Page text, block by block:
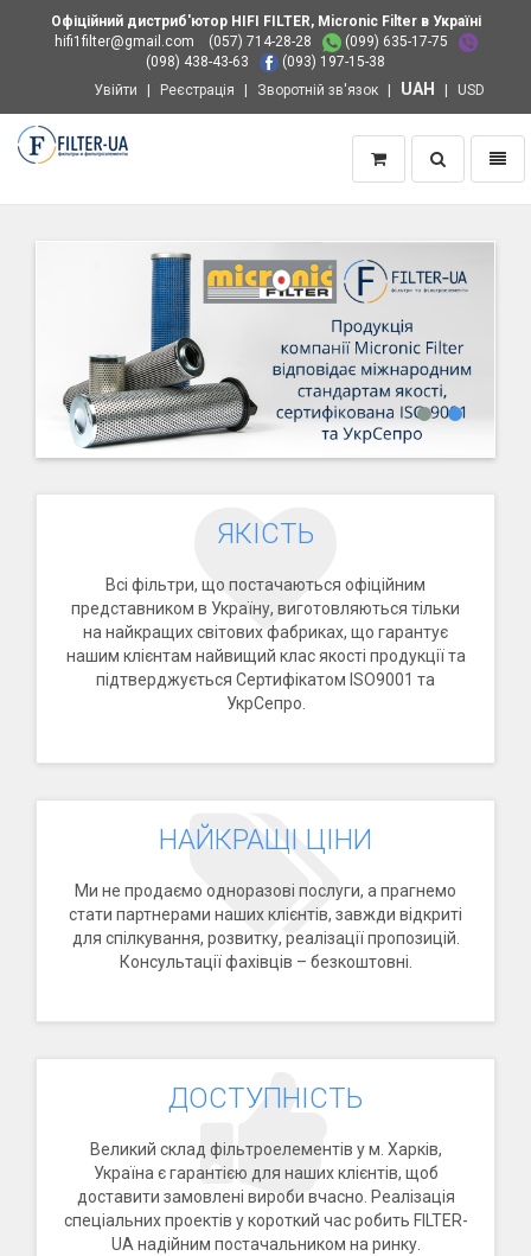
Офіційний дистриб'ютор HIFI FILTER, Micronic Filter в Україні
hifi1filter@gmail.com
(057) 714-28-28
(099) 635-17-75
(098) 438-43-63
(093) 197-15-38
Увійти
Реєстрація Зворотній зв'язок UAH USD
Пошук
ЯКІСТЬ
Всі фільтри, що постачаються офіційним
представником в Україну, виготовляються тільки
на найкращих світових фабриках, що гарантує
нашим клієнтам найвищий клас якості продукції та
підтверджується Сертифікатом ISO9001 та
УкрСепро.
НАЙКРАЩІ ЦІНИ
Ми не продаємо одноразові послуги, а прагнемо
стати партнерами наших клієнтів, завжди відкриті
для спілкування, розвитку, реалізації пропозицій.
Консультації фахівців – безкоштовні.
ДОСТУПНІСТЬ
Великий склад фільтроелементів у м. Харків,
Україна є гарантією для наших клієнтів, щоб
доставити замовлені вироби вчасно. Реалізація
спеціальних проектів у короткий час робить FILTER-
UA надійним постачальником на ринку.